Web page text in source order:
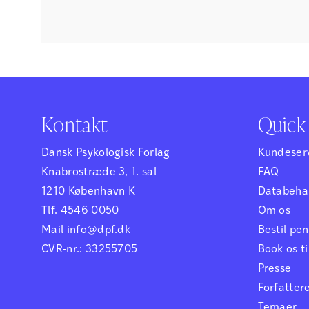
Kontakt
Dansk Psykologisk Forlag
Knabrostræde 3, 1. sal
1210 København K
Tlf. 4546 0050
Mail info@dpf.dk
CVR-nr.: 33255705
FAQ
Om os
Bestil
Book os
Presse